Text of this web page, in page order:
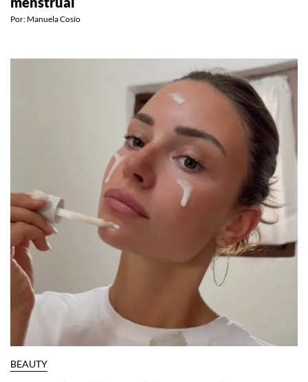
Por: Manuela Cosío
BEAUTY